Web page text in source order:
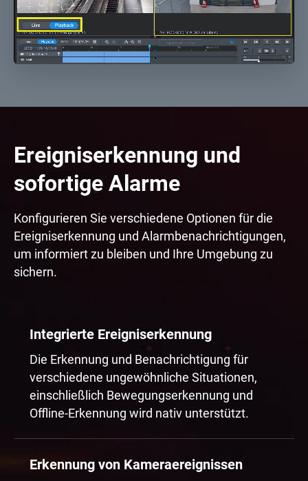
Ereigniserkennung und
sofortige Alarme
Konfigurieren Sie verschiedene Optionen für die
Ereigniserkennung und Alarmbenachrichtigungen,
um informiert zu bleiben und Ihre Umgebung zu
sichern.
Integrierte Ereigniserkennung
Die Erkennung und Benachrichtigung für
verschiedene ungewöhnliche Situationen,
einschließlich Bewegungserkennung und
Offline-Erkennung wird nativ unterstützt.
Erkennung von Kameraereignissen